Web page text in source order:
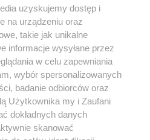
bezpieczna i
do bram
MATERIAŁ SPONSOROWANY
Z NAMI:
uzyskujemy dostęp i
na urządzeniu oraz
takie jak unikalne
informacje wysyłane przez
w celu zapewniania
wybór spersonalizowanych
badanie odbiorców oraz
Użytkownika my i Zaufani
dokładnych danych
skanować